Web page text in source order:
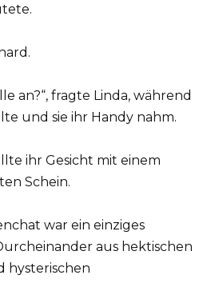
an?“, fragte Linda, während
und sie ihr Handy nahm.
ihr Gesicht mit einem
Schein.
war ein einziges
aus hektischen
hysterischen